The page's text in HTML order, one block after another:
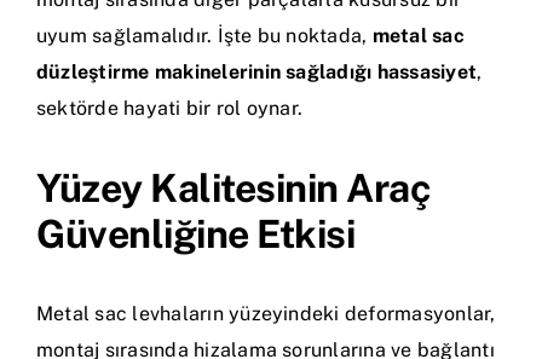
uyum sağlamalıdır. İşte bu noktada, metal sac
düzleştirme makinelerinin sağladığı hassasiyet,
sektörde hayati bir rol oynar.
Yüzey Kalitesinin Araç
Güvenliğine Etkisi
Metal sac levhaların yüzeyindeki deformasyonlar,
montaj sırasında hizalama sorunlarına ve bağlantı